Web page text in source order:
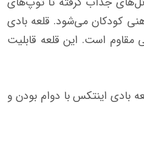
کودکان می‌شود. قلعه بادی
مقاوم است. این قلعه قابلیت
بادی اینتکس با دوام بودن و